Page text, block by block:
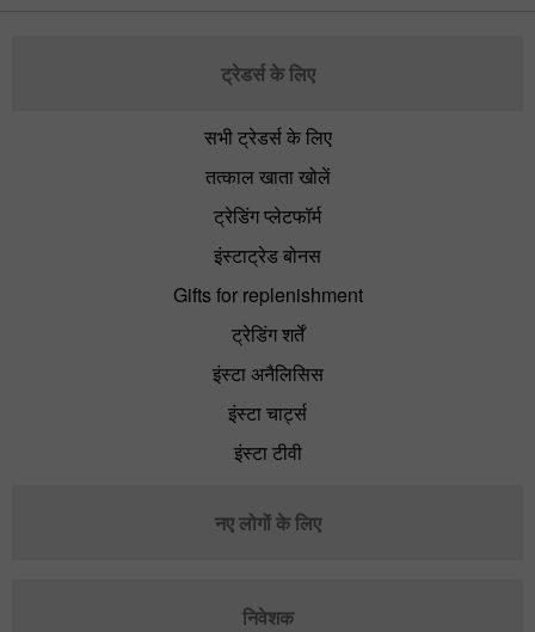
ट्रेडर्स के लिए
सभी ट्रेडर्स के लिए
तत्काल खाता खोलें
ट्रेडिंग प्लेटफॉर्म
इंस्टाट्रेड बोनस
Gifts for replenishment
ट्रेडिंग शर्तें
इंस्टा अनैलिसिस
इंस्टा चार्ट्स
इंस्टा टीवी
नए लोगों के लिए
निवेशक